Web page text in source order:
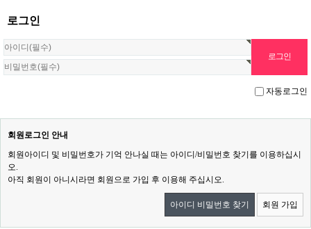
로그인
자동로그인
회원로그인 안내
회원아이디 및 비밀번호가 기억 안나실 때는 아이디/비밀번호 찾기를 이용하십시
오.
아직 회원이 아니시라면 회원으로 가입 후 이용해 주십시오.
아이디 비밀번호 찾기 회원 가입